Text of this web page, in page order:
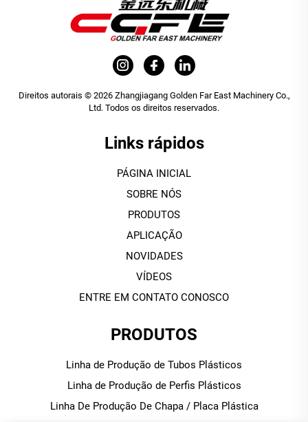
Direitos autorais © 2026 Zhangjiagang Golden Far East Machinery Co.,
Ltd. Todos os direitos reservados.
Links rápidos
PÁGINA INICIAL
SOBRE NÓS
PRODUTOS
APLICAÇÃO
NOVIDADES
VÍDEOS
ENTRE EM CONTATO CONOSCO
PRODUTOS
Linha de Produção de Tubos Plásticos
Linha de Produção de Perfis Plásticos
Linha De Produção De Chapa / Placa Plástica